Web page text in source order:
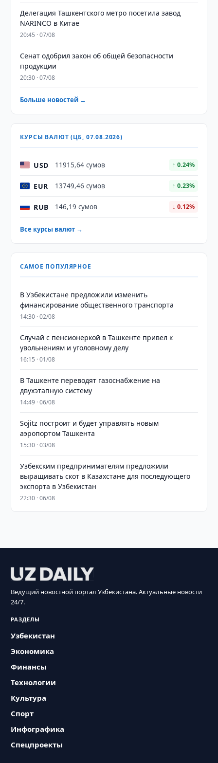
Делегация Ташкентского метро посетила завод
NARINCO в Китае
20:45 · 07/08
Сенат одобрил закон об общей безопасности
продукции
20:30 · 07/08
Больше новостей →
КУРСЫ ВАЛЮТ (ЦБ, 07.08.2026)
USD 11915,64 сумов ↑ 0.24%
EUR 13749,46 сумов ↑ 0.23%
RUB 146,19 сумов ↓ 0.12%
Все курсы валют →
САМОЕ ПОПУЛЯРНОЕ
В Узбекистане предложили изменить
финансирование общественного транспорта
14:30 · 02/08
Случай с пенсионеркой в Ташкенте привел к
увольнениям и уголовному делу
16:15 · 01/08
В Ташкенте переводят газоснабжение на
двухэтапную систему
14:49 · 06/08
Sojitz построит и будет управлять новым
аэропортом Ташкента
15:30 · 03/08
Узбекским предпринимателям предложили
выращивать скот в Казахстане для последующего
экспорта в Узбекистан
22:30 · 06/08
Ведущий новостной портал Узбекистана. Актуальные новости
24/7.
РАЗДЕЛЫ
Узбекистан
Экономика
Финансы
Технологии
Культура
Спорт
Инфографика
Спецпроекты